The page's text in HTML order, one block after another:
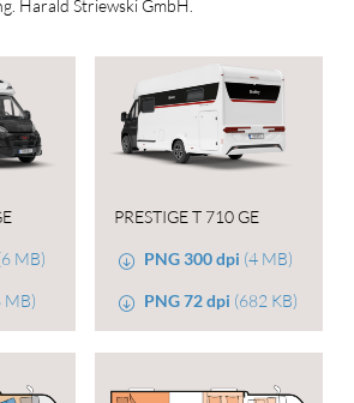
Harald Striewski GmbH.
MB)
MB)
PRESTIGE T 710 GE
PNG 300 dpi (4 MB)
PNG 72 dpi (682 KB)